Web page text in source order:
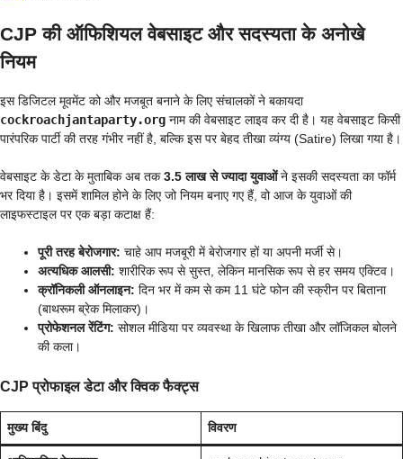
CJP की ऑफिशियल वेबसाइट और सदस्यता के अनोखे
नियम
इस डिजिटल मूवमेंट को और मजबूत बनाने के लिए संचालकों ने बकायदा
cockroachjantaparty.org नाम की वेबसाइट लाइव कर दी है। यह वेबसाइट किसी
पारंपरिक पार्टी की तरह गंभीर नहीं है, बल्कि इस पर बेहद तीखा व्यंग्य (Satire) लिखा गया है।
वेबसाइट के डेटा के मुताबिक अब तक3.5 लाख से ज्यादा युवाओंने इसकी सदस्यता का फॉर्म
भर दिया है। इसमें शामिल होने के लिए जो नियम बनाए गए हैं, वो आज के युवाओं की
लाइफस्टाइल पर एक बड़ा कटाक्ष हैं:
पूरी तरह बेरोजगार: चाहे आप मजबूरी में बेरोजगार हों या अपनी मर्जी से।
अत्यधिक आलसी: शारीरिक रूप से सुस्त, लेकिन मानसिक रूप से हर समय एक्टिव।
क्रॉनिकली ऑनलाइन: दिन भर में कम से कम 11 घंटे फोन की स्क्रीन पर बिताना
(बाथरूम ब्रेक मिलाकर)।
प्रोफेशनल रेंटिंग: सोशल मीडिया पर व्यवस्था के खिलाफ तीखा और लॉजिकल बोलने
की कला।
CJP प्रोफाइल डेटा और क्विक फैक्ट्स
मुख्य बिंदु विवरण